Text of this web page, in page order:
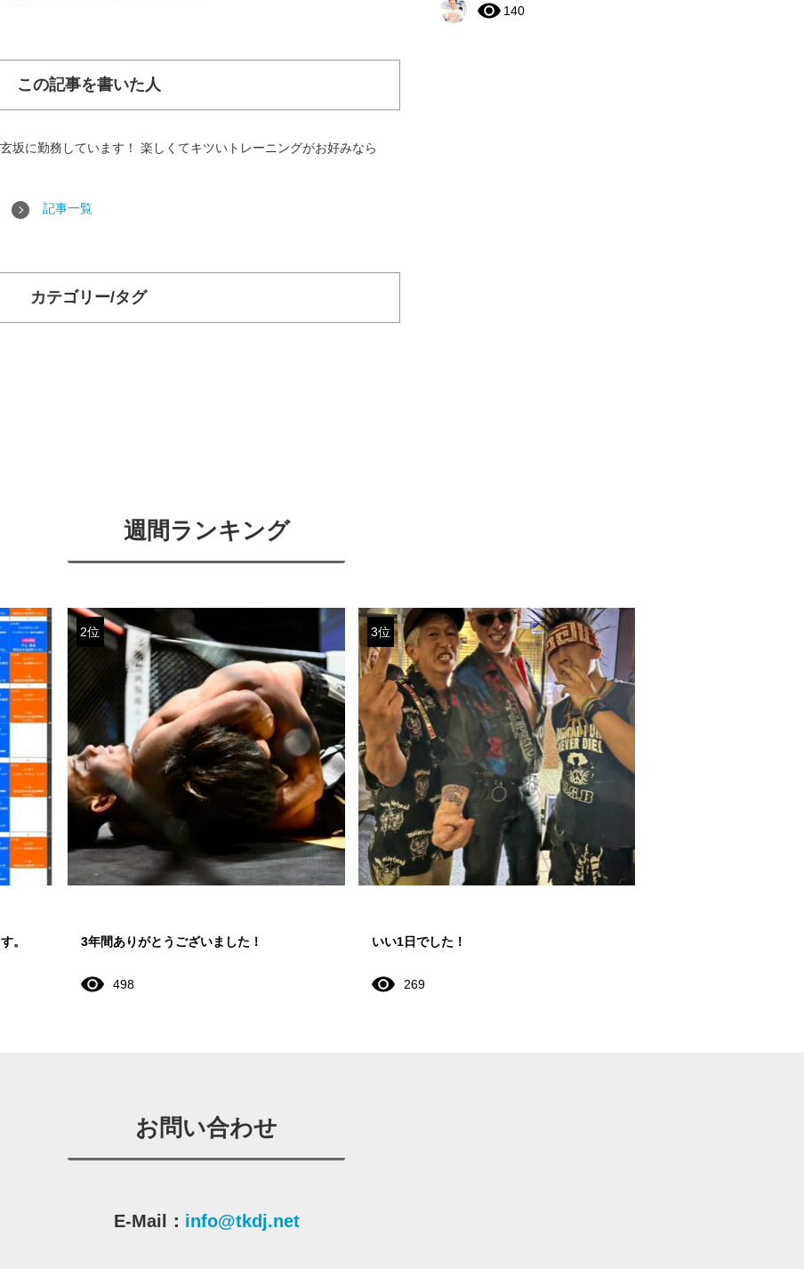
この記事を書いた人
坂に勤務しています！ 楽しくてキツいトレーニングがお好みなら
記事一覧
カテゴリー/タグ
140
週間ランキング
。
2位
3年間ありがとうございました！
498
3位
いい1日でした！
269
お問い合わせ
E-Mail： info@tkdj.net